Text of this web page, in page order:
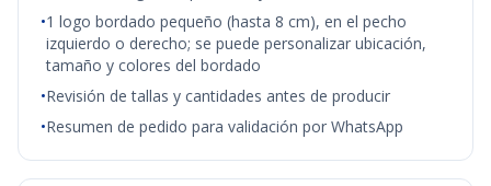
•1 logo bordado pequeño (hasta 8 cm), en el pecho
izquierdo o derecho; se puede personalizar ubicación,
tamaño y colores del bordado
•Revisión de tallas y cantidades antes de producir
•Resumen de pedido para validación por WhatsApp